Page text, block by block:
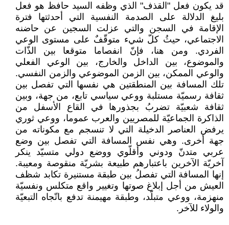
قد يكون فعل "القذف" الذي وظفه السيد حافظ هو فعل
بليغ الدلالة على الصدمة النفسية التي أحدثتها فترة
الإقامة في السجن والتي عزلت السجين عن حاضنه
الاجتماعي، حيثُ كلّ شيء متوقّفٌ على مستوى الوعي
الفردي. ومن هنا، فإنّ انفصاما متوقعا بين الذّات
والموضوع، بين الداخل والخارج، بين الوعي الفعلي
والوعي الممكن، بين الزمن الموضوعي والزمن النفسي.
تلك المسافة بين المنطقتين هي نفسها التي تفصل بين
ثقافة رسميّة مستلبة ووعي سياسي تابع، من جهة، وبين
ثقافة شعبيّة تضربُ بجذورها في القاع الأسفل من
الذاكرة الجماعيّة للمصريين والعرب عموما، ووعي ثوري
يرفض العناصر الدخيلة التي لا تنسجم مع مكوناته من
جهة أخرى. وهي نفس المسافة التي تفصل بين وضع
عربي متدنّ ودوني وأقلّوي ووضع دولي متسيّد ينكر
آخريّة الآخرين باعتبارهم طبيعة بشريّة منقوصة ومعيبة.
إنها المسافة التي تفصلُ بين طبقة مستنيرة تكابد شظف
العيش من أجل إبلاغ صوتها وتغيير واقع متكلس ونفسيّة
منهزمة، ووعي متبلّد، وطبقة مهيمنة تدفع باتّجاه التبعيّة
والولاء للآخر.